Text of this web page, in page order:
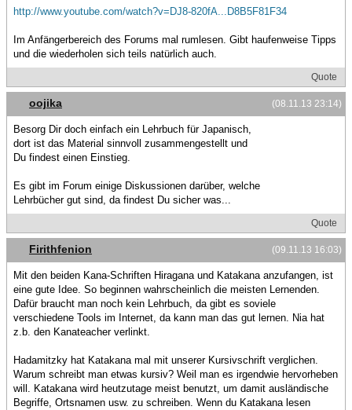
http://www.youtube.com/watch?v=DJ8-820fA...D8B5F81F34
Im Anfängerbereich des Forums mal rumlesen. Gibt haufenweise Tipps
und die wiederholen sich teils natürlich auch.
Quote
(08.11.13 23:14)
oojika
Besorg Dir doch einfach ein Lehrbuch für Japanisch,
dort ist das Material sinnvoll zusammengestellt und
Du findest einen Einstieg.
Es gibt im Forum einige Diskussionen darüber, welche
Lehrbücher gut sind, da findest Du sicher was...
Quote
(09.11.13 16:03)
Firithfenion
Mit den beiden Kana-Schriften Hiragana und Katakana anzufangen, ist
eine gute Idee. So beginnen wahrscheinlich die meisten Lernenden.
Dafür braucht man noch kein Lehrbuch, da gibt es soviele
verschiedene Tools im Internet, da kann man das gut lernen. Nia hat
z.b. den Kanateacher verlinkt.
Hadamitzky hat Katakana mal mit unserer Kursivschrift verglichen.
Warum schreibt man etwas kursiv? Weil man es irgendwie hervorheben
will. Katakana wird heutzutage meist benutzt, um damit ausländische
Begriffe, Ortsnamen usw. zu schreiben. Wenn du Katakana lesen